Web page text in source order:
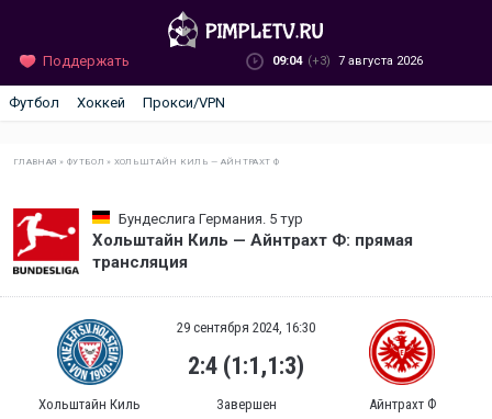
Поддержать 09:04 (+3) 7 августа 2026
Футбол Хоккей Прокси/VPN
ГЛАВНАЯ »ФУТБОЛ » ХОЛЬШТАЙН КИЛЬ — АЙНТРАХТ Ф
Бундеслига Германия. 5 тур
Хольштайн Киль — Айнтрахт Ф: прямая
трансляция
Хольштайн Киль
29 сентября 2024, 16:30
2:4 (1:1,1:3)
Завершен Айнтрахт Ф